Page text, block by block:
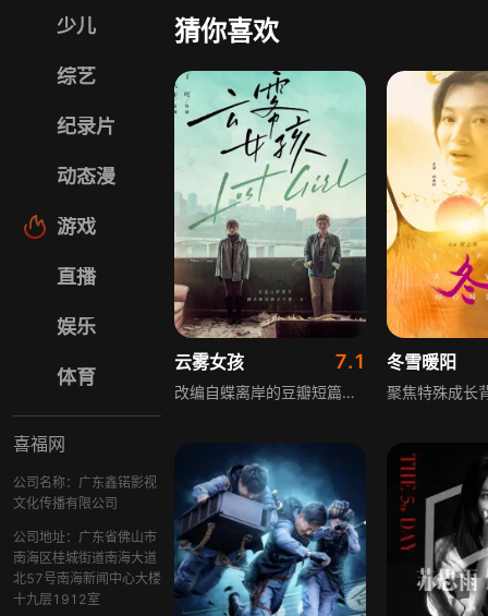
少儿
综艺
纪录片
动态漫
游戏
直播
娱乐
体育
喜福网
公司名称：广东鑫锘影视
文化传播有限公司
公司地址：广东省佛山市
南海区桂城街道南海大道
北57号南海新闻中心大楼
十九层1912室
猜你喜欢
云雾女孩 7.1
改编自蝶离岸的豆瓣短篇小说《结捆成生》。讲述因为家庭变故的芭蕾少女离家出走和城市孤儿的三儿在一起生活，因为一次偶然,芭蕾少女发生意外…三儿自以为是的按照少女的曾经诉说，决定为她复仇，但结局却让自己陷入困境。
冬雪暖阳